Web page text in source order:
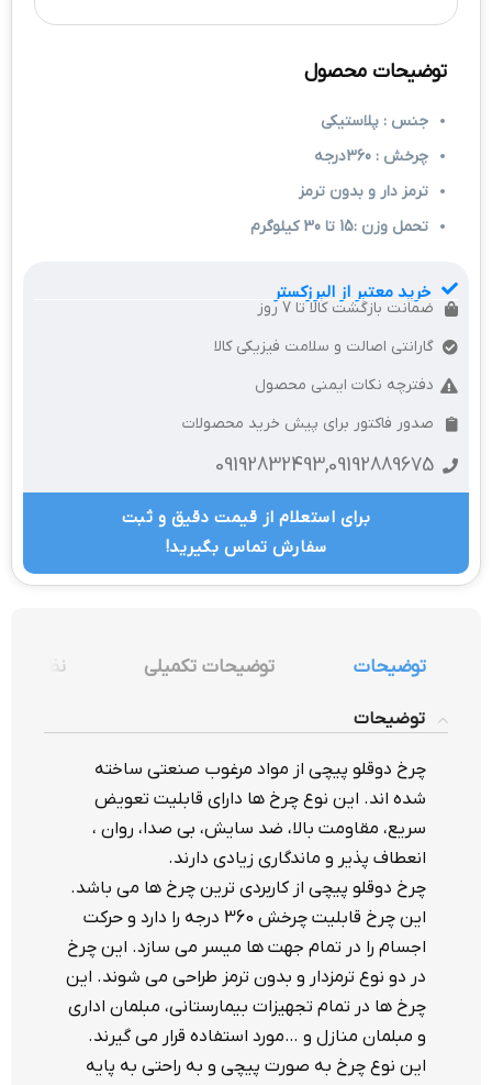
توضیحات محصول
جنس : پلاستیکی
چرخش : 360درجه
ترمز دار و بدون ترمز
تحمل وزن :15 تا 30 کیلوگرم
خرید معتبر از البرزکستر
ضمانت بازگشت کالا تا 7 روز
گارانتی اصالت و سلامت فیزیکی کالا
دفترچه نکات ایمنی محصول
صدور فاکتور برای پیش خرید محصولات
09192832493,09192889675
برای استعلام از قیمت دقیق و ثبت
سفارش تماس بگیرید!
توضیحات توضیحات تکمیلی نظرات (0)
توضیحات
چرخ دوقلو پیچی از مواد مرغوب صنعتی ساخته
شده اند. این نوع چرخ ها دارای قابلیت تعویض
سریع، مقاومت بالا، ضد سایش، بی صدا، روان ،
انعطاف پذیر و ماندگاری زیادی دارند.
چرخ دوقلو پیچی از کاربردی ترین چرخ ها می باشد.
این چرخ قابلیت چرخش 360 درجه را دارد و حرکت
اجسام را در تمام جهت ها میسر می سازد. این چرخ
در دو نوع ترمزدار و بدون ترمز طراحی می شوند. این
چرخ ها در تمام تجهیزات بیمارستانی، مبلمان اداری
و مبلمان منازل و …مورد استفاده قرار می گیرند.
این نوع چرخ به صورت پیچی و به راحتی به پایه